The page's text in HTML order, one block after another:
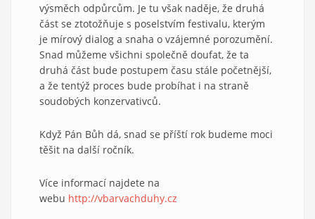
výsměch odpůrcům. Je tu však naděje, že druhá
část se ztotožňuje s poselstvím festivalu, kterým
je mírový dialog a snaha o vzájemné porozumění.
Snad můžeme všichni společně doufat, že ta
druhá část bude postupem času stále početnější,
a že tentýž proces bude probíhat i na straně
soudobých konzervativců.
Když Pán Bůh dá, snad se příští rok budeme moci
těšit na další ročník.
Více informací najdete na
webu http://vbarvachduhy.cz